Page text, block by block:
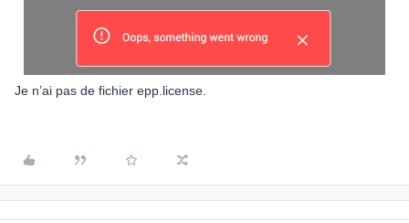
Je n’ai pas de fichier epp.license.